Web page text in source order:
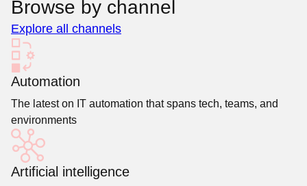
Browse by channel
Explore all channels
Automation
The latest on IT automation that spans tech, teams, and
environments
Artificial intelligence